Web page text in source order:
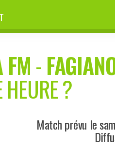
FM-
HEURE ?
Match prévu le